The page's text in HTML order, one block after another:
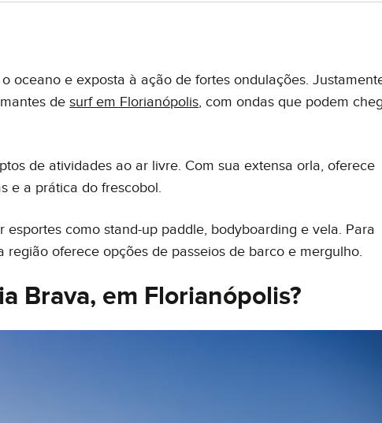
oceano e exposta à ação de fortes ondulações.
desurf em Florianópolis, com ondas que podem
de atividades ao ar livre. Com sua extensa orla, oferece
e a prática do frescobol.
como stand-up paddle, bodyboarding e vela. Para
oferece opções de passeios de barco e mergulho.
Brava, em Florianópolis?